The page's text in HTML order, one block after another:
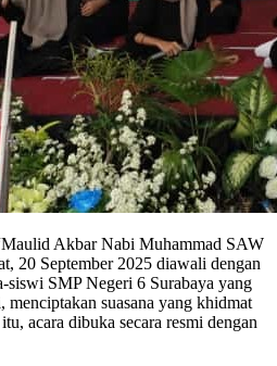
Akbar Nabi Muhammad SAW
20 September 2025 diawali dengan
siswi SMP Negeri 6 Surabaya yang
suasana yang khidmat
acara dibuka secara resmi dengan